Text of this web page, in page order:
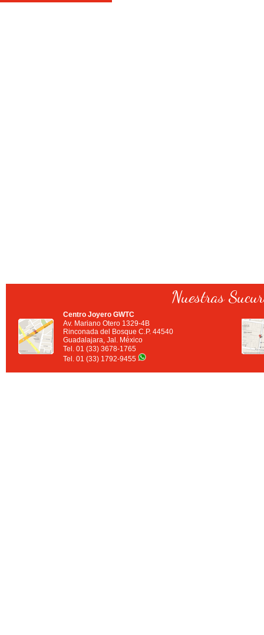
Nuestras
Centro Joyero GWTC
Av. Mariano Otero 1329-4B
Rinconada del Bosque C.P. 44540
Guadalajara, Jal. México
Tel. 01 (33) 3678-1765
Tel. 01 (33) 1792-9455